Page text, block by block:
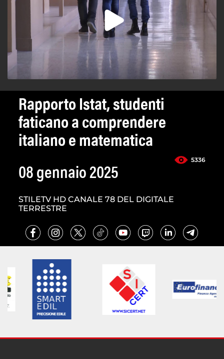
Rapporto Istat, studenti
faticano a comprendere
italiano e matematica
5336
08 gennaio 2025
STILETV HD CANALE 78 DEL DIGITALE
TERRESTRE